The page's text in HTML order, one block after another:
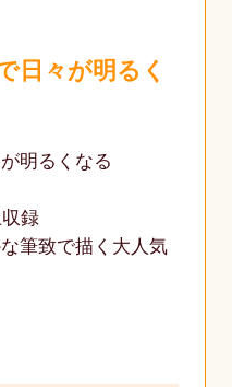
日々が明るく
明るくなる
録
筆致で描く大人気